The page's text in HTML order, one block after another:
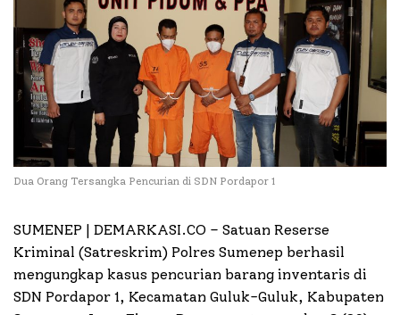
Dua Orang Tersangka Pencurian di SDN Pordapor 1
SUMENEP | DEMARKASI.CO – Satuan Reserse
Kriminal (Satreskrim) Polres Sumenep berhasil
mengungkap kasus pencurian barang inventaris di
SDN Pordapor 1, Kecamatan Guluk-Guluk, Kabupaten